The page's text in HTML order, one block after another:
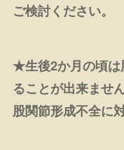
ご検討ください。
★生後2か月の頃は
ることが出来ませ
股関節形成不全に